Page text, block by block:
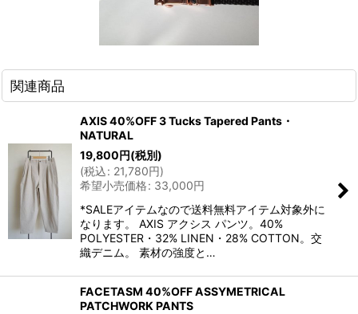
関連商品
AXIS 40%OFF 3 Tucks Tapered Pants・
NATURAL
19,800円(税別)
(税込: 21,780円)
希望小売価格: 33,000円
*SALEアイテムなので送料無料アイテム対象外に
なります。 AXIS アクシス パンツ。40%
POLYESTER・32% LINEN・28% COTTON。交
織デニム。 素材の強度と…
FACETASM 40%OFF ASSYMETRICAL
PATCHWORK PANTS